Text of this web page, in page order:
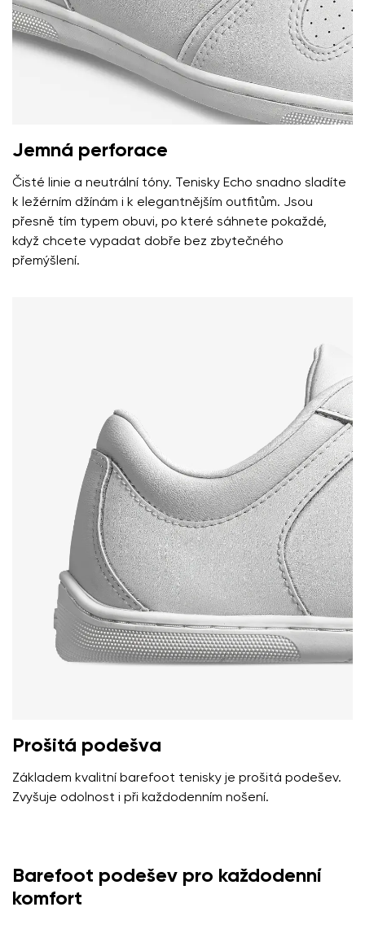
Změnit region
Vyberte zemi dodání
Jemná perforace
Čisté linie a neutrální tóny. Tenisky Echo snadno sladíte
k ležérním džínám i k elegantnějším outfitům. Jsou
přesně tím typem obuvi, po které sáhnete pokaždé,
když chcete vypadat dobře bez zbytečného
přemýšlení.
Prošitá podešva
Základem kvalitní barefoot tenisky je prošitá podešev.
Zvyšuje odolnost i při každodenním nošení.
Barefoot podešev pro každodenní
komfort
Váš e-mail
Otázka
číslo objednávky
Textové hodnocení